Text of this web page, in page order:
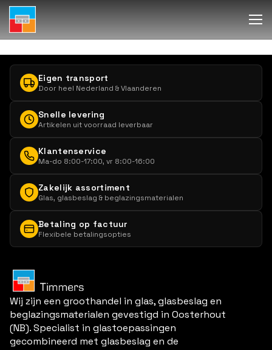
Eigen transport
Door heel Nederland & Vlaanderen
Snelle levering
Artikelen uit voorraad leverbaar
Klantenservice
Ma-do 8:00-17:00, vr 8:00-16:00
Zakelijk assortiment
Glas, glasbeslag & beglazingsmaterialen
Betaling op factuur
Flexibele betalingsopties
Wij zijn een groothandel in glas, glasbeslag en
beglazingsmaterialen gevestigd in Oosterhout
(NB). Specialist in glastoepassingen
gecombineerd met glasbeslag en de